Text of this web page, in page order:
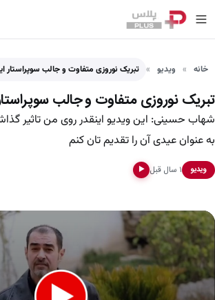
خانه ویدیو تبریک نوروزی متفاوت و جالب سوپراستار
تبریک نوروزی متفاوت و جالب
شهاب حسینی: این ویدیو اینقدر روی من تاثیر
به عنوان عیدی آن را تقدیم تان کنم
ویدیو ۱ سال قبل ▶